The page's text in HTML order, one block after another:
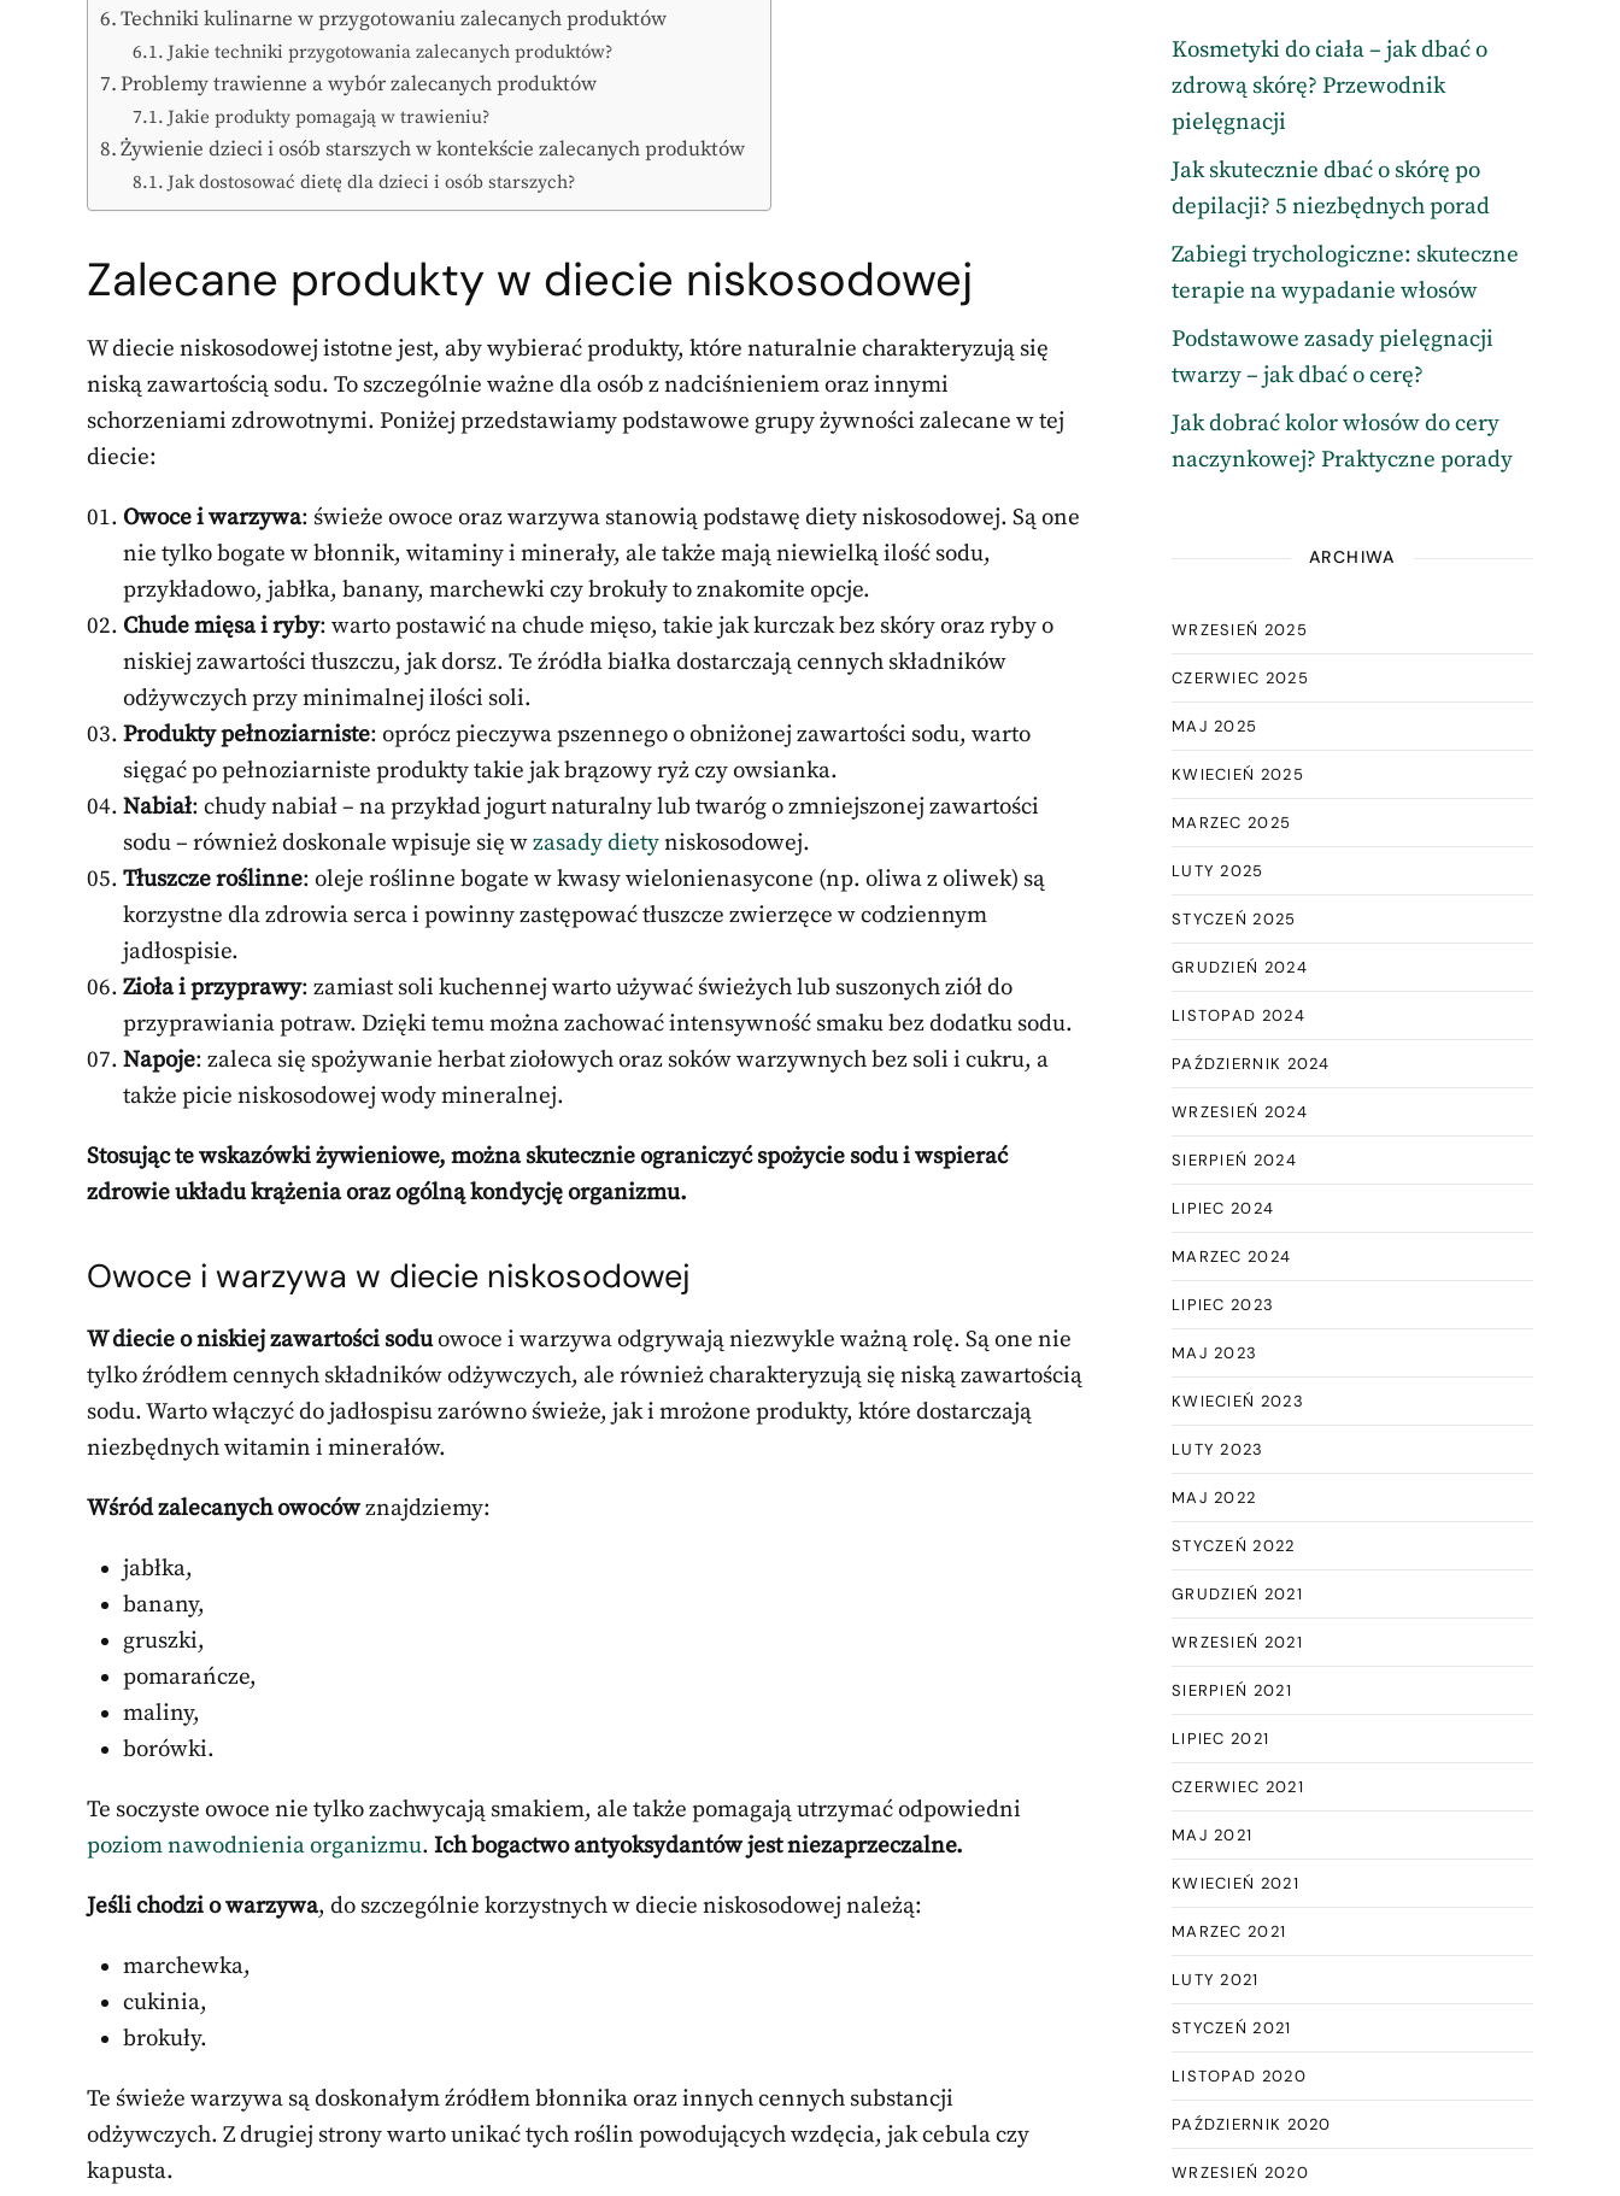
Techniki kulinarne w przygotowaniu zalecanych produktów
Jakie techniki przygotowania zalecanych produktów?
Problemy trawienne a wybór zalecanych produktów
Jakie produkty pomagają w trawieniu?
Żywienie dzieci i osób starszych w kontekście zalecanych produktów
Jak dostosować dietę dla dzieci i osób starszych?
Zalecane produkty w diecie niskosodowej
W diecie niskosodowej istotne jest, aby wybierać produkty, które naturalnie charakteryzują się
niską zawartością sodu. To szczególnie ważne dla osób z nadciśnieniem oraz innymi
schorzeniami zdrowotnymi. Poniżej przedstawiamy podstawowe grupy żywności zalecane w tej
diecie:
Owoce i warzywa: świeże owoce oraz warzywa stanowią podstawę diety niskosodowej. Są one
nie tylko bogate w błonnik, witaminy i minerały, ale także mają niewielką ilość sodu,
przykładowo, jabłka, banany, marchewki czy brokuły to znakomite opcje.
Chude mięsa i ryby: warto postawić na chude mięso, takie jak kurczak bez skóry oraz ryby o
niskiej zawartości tłuszczu, jak dorsz. Te źródła białka dostarczają cennych składników
odżywczych przy minimalnej ilości soli.
Produkty pełnoziarniste: oprócz pieczywa pszennego o obniżonej zawartości sodu, warto
sięgać po pełnoziarniste produkty takie jak brązowy ryż czy owsianka.
Nabiał: chudy nabiał – na przykład jogurt naturalny lub twaróg o zmniejszonej zawartości
sodu – również doskonale wpisuje się wzasady dietyniskosodowej.
Tłuszcze roślinne: oleje roślinne bogate w kwasy wielonienasycone (np. oliwa z oliwek) są
korzystne dla zdrowia serca i powinny zastępować tłuszcze zwierzęce w codziennym
jadłospisie.
Zioła i przyprawy: zamiast soli kuchennej warto używać świeżych lub suszonych ziół do
przyprawiania potraw. Dzięki temu można zachować intensywność smaku bez dodatku sodu.
Napoje: zaleca się spożywanie herbat ziołowych oraz soków warzywnych bez soli i cukru, a
także picie niskosodowej wody mineralnej.
Stosując te wskazówki żywieniowe, można skutecznie ograniczyć spożycie sodu i wspierać
zdrowie układu krążenia oraz ogólną kondycję organizmu.
Owoce i warzywa w diecie niskosodowej
W diecie o niskiej zawartości soduowoce i warzywa odgrywają niezwykle ważną rolę. Są one nie
tylko źródłem cennych składników odżywczych, ale również charakteryzują się niską zawartością
sodu. Warto włączyć do jadłospisu zarówno świeże, jak i mrożone produkty, które dostarczają
niezbędnych witamin i minerałów.
Wśród zalecanych owocówznajdziemy:
jabłka,
banany,
gruszki,
pomarańcze,
maliny,
borówki.
Te soczyste owoce nie tylko zachwycają smakiem, ale także pomagają utrzymać odpowiedni
poziom nawodnienia organizmu. Ich bogactwo antyoksydantów jest niezaprzeczalne.
Jeśli chodzi o warzywa, do szczególnie korzystnych w diecie niskosodowej należą:
marchewka,
cukinia,
brokuły.
Te świeże warzywa są doskonałym źródłem błonnika oraz innych cennych substancji
odżywczych. Z drugiej strony warto unikać tych roślin powodujących wzdęcia, jak cebula czy
kapusta.
Kosmetyki do ciała – jak dbać o
zdrową skórę? Przewodnik
pielęgnacji
Jak skutecznie dbać o skórę po
depilacji? 5 niezbędnych porad
Zabiegi trychologiczne: skuteczne
terapie na wypadanie włosów
Podstawowe zasady pielęgnacji
twarzy – jak dbać o cerę?
Jak dobrać kolor włosów do cery
naczynkowej? Praktyczne porady
ARCHIWA
WRZESIEŃ 2025
CZERWIEC 2025
MAJ 2025
KWIECIEŃ 2025
MARZEC 2025
LUTY 2025
STYCZEŃ 2025
GRUDZIEŃ 2024
LISTOPAD 2024
PAŹDZIERNIK 2024
WRZESIEŃ 2024
SIERPIEŃ 2024
LIPIEC 2024
MARZEC 2024
LIPIEC 2023
MAJ 2023
KWIECIEŃ 2023
LUTY 2023
MAJ 2022
STYCZEŃ 2022
GRUDZIEŃ 2021
WRZESIEŃ 2021
SIERPIEŃ 2021
LIPIEC 2021
CZERWIEC 2021
MAJ 2021
KWIECIEŃ 2021
MARZEC 2021
LUTY 2021
STYCZEŃ 2021
LISTOPAD 2020
PAŹDZIERNIK 2020
WRZESIEŃ 2020